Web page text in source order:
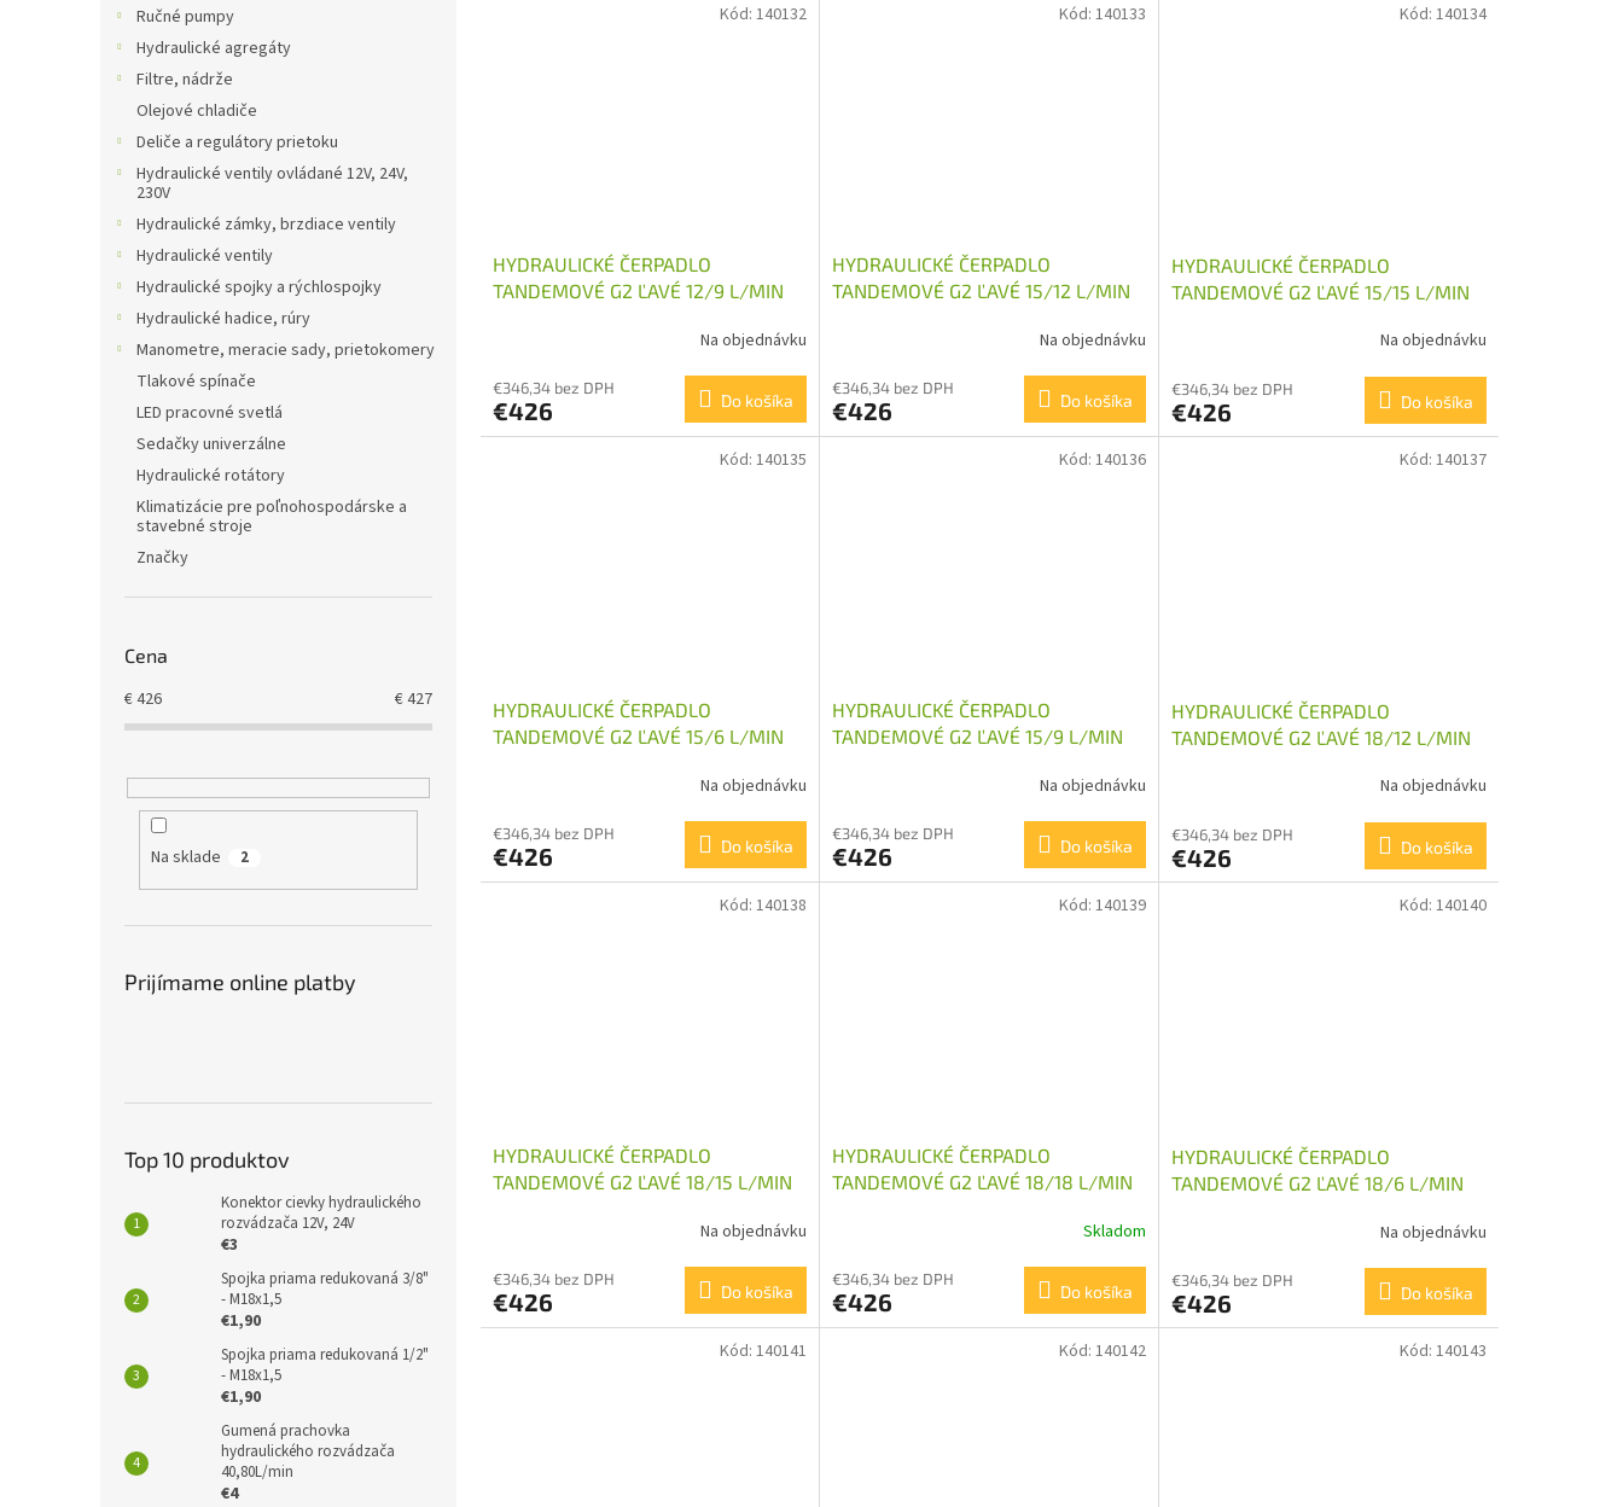
Ručné pumpy
Hydraulické agregáty
Filtre, nádrže
Olejové chladiče
Deliče a regulátory prietoku
Hydraulické ventily ovládané 12V, 24V,
230V
Hydraulické zámky, brzdiace ventily
Hydraulické ventily
Hydraulické spojky a rýchlospojky
Hydraulické hadice, rúry
Manometre, meracie sady, prietokomery
Tlakové spínače
LED pracovné svetlá
Sedačky univerzálne
Hydraulické rotátory
Klimatizácie pre poľnohospodárske a
stavebné stroje
Značky
Cena
€426 €427
Na sklade 2
Prijímame online platby
Top 10 produktov
Konektor cievky hydraulického
rozvádzača 12V, 24V
€3
Spojka priama redukovaná 3/8"
- M18x1,5
€1,90
Spojka priama redukovaná 1/2"
- M18x1,5
€1,90
Gumená prachovka
hydraulického rozvádzača
40,80L/min
€4
HYDRAULICKÉ ČERPADLO
TANDEMOVÉ G2 ĽAVÉ 12/9 L/MIN
Na objednávku
€346,34 bez DPH
€426 Do košíka
Kód: 140132
HYDRAULICKÉ ČERPADLO
TANDEMOVÉ G2 ĽAVÉ 15/12 L/MIN
Na objednávku
€346,34 bez DPH
€426 Do košíka
Kód: 140133
HYDRAULICKÉ ČERPADLO
TANDEMOVÉ G2 ĽAVÉ 15/15 L/MIN
Na objednávku
€346,34 bez DPH
€426 Do košíka
Kód: 140134
HYDRAULICKÉ ČERPADLO
TANDEMOVÉ G2 ĽAVÉ 15/6 L/MIN
Na objednávku
€346,34 bez DPH
€426 Do košíka
Kód: 140135
HYDRAULICKÉ ČERPADLO
TANDEMOVÉ G2 ĽAVÉ 15/9 L/MIN
Na objednávku
€346,34 bez DPH
€426 Do košíka
Kód: 140136
HYDRAULICKÉ ČERPADLO
TANDEMOVÉ G2 ĽAVÉ 18/12 L/MIN
Na objednávku
€346,34 bez DPH
€426 Do košíka
Kód: 140137
HYDRAULICKÉ ČERPADLO
TANDEMOVÉ G2 ĽAVÉ 18/15 L/MIN
Na objednávku
€346,34 bez DPH
€426 Do košíka
Kód: 140138
HYDRAULICKÉ ČERPADLO
TANDEMOVÉ G2 ĽAVÉ 18/18 L/MIN
Skladom
€346,34 bez DPH
€426 Do košíka
Kód: 140139
HYDRAULICKÉ ČERPADLO
TANDEMOVÉ G2 ĽAVÉ 18/6 L/MIN
Na objednávku
€346,34 bez DPH
€426 Do košíka
Kód: 140140
Kód: 140141 Kód: 140142 Kód: 140143